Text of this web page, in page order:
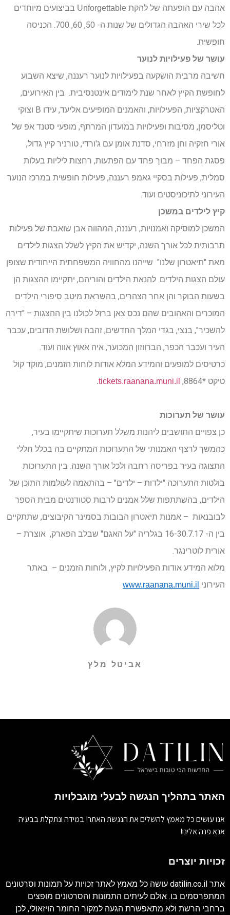
אהבה עם הופעתה של להקת Unforgettable בביצועים מיוחדים
לכל שירי האהבה הגדולים של שנות ה- 50, 60, 700. הכניסה
חופשית.
עושר של פעילויות לנוער
חשיבה מרבית הושקעה בפעילויות לנוער רעננה, שיצא השבוע
לחופשת הקיץ לאחר שנת לימודים אינטנסיבית. בין האירועים,
האטרקציות, הפעילויות, והאמנים המופיעים אליעד, עידו B וצוקי
וטליסמן, מסיבות ופעילויות במועדון המרתף, מופעי סטנד אפ של
אורי חזקיה וחן מזרחי, סדנת אומן עם ג'ורדי, טורניר קיץ גדול,
פסגת הפחד – מבוך פחד עם הפתעות, רחצות ליליות בעלות
סמלית, פעילות בסקיי גאמפ רעננה, פעילות חופשית במרכז הנוער
העירוני לתיכוניסטים ועוד.
קיץ לילדים במשכן
המשכן למוסיקה ואמנויות, רעננה, המהווה אבן שואבת של פעילות
תרבותית לכל אורך השנה, יקדיש את הקיץ לשלל הצגות לילדים
מאת "תיאטרון שלנו" שייהנו מהחוויה המשפחתית הייחודית שצופן
עולם הצגות הילדים. להנאת הילדים והוריהם, יתקיימו ההצגות הן
בשעות הבוקר והן אחר הצהרים, בהשראת מיטב סיפורי הילדים
המוכרים והאהובים שהם נכס צאן ברזל לכולנו בין ההצגות – "דירה
להשכיר", בנצי, בגדי המלך החדשים, זהבה ושלושת הדובים, עכבר
העיר ועכבר הכפר, הברווזון המכוער, איה אאוץ אווה ועוד.
כרטיסים למופעים והמידע המלא אודות לוחות הזמנים, מוקד קול
טיקט *8864,
tickets.raanana.muni.il
.
עושר של תערוכות
כן צפויים התושבים ליהנות משלל תערוכות שיתקיימו בעיר,
כהמשך לרצף האמנותי של התערוכות המתקיים בה בכלל חללי
התצוגה בעיר בפריסה רחבה ולכל אורך השנה. בין התערוכות
בולטות התערוכה "ילדות – ילדים" – בהתאמה לעולמות התוכן של
הילדים, בהשתתפות שלל אמנים לרבות סטודנטים מבית הספר
לבובנאות – אמנות תיאטרון הבובות בסמינר הקיבוצים, שתתקיים
בין ה- 16-30.7.17 בגלריה "על האגם" שבלב הפארק, אוצרת –
אורית לוטרינגר.
מלוא המידע אודות הפעילויות לקיץ, ולוחות הזמנים – באתר
העירוני www.raanana.muni.il
אביטל מלץ
האתר בתהליך הנגשה לבעלי מוגבלויות
אנו עושים כל מאמץ להשלים את הנגשת האתר! במידה ונתקלת בבעיה
אנא פנה אלינו!
זכויות יוצרים
אתר datilin.co.il עושה כל מאמץ לאתר זכויות על תמונות וסרטונים
המתפרסמים בו. אולם לעיתים התמונות והסרטונים מופצים
ברחבי הרשת ולא מתאפשרת הגעה למקור החומר הויזאולי, לכן